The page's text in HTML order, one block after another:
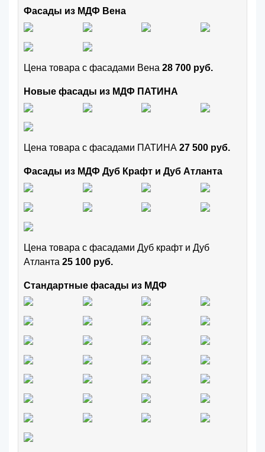
Фасады из МДФ Вена
Цена товара с фасадами Вена 28 700 руб.
Новые фасады из МДФ ПАТИНА
Цена товара с фасадами ПАТИНА 27 500 руб.
Фасады из МДФ Дуб Крафт и Дуб Атланта
Цена товара с фасадами Дуб крафт и Дуб
Атланта 25 100 руб.
Стандартные фасады из МДФ